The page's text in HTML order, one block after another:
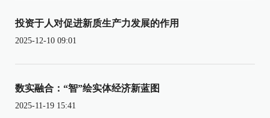
投资于人对促进新质生产力发展的作用
2025-12-10 09:01
数实融合：“智”绘实体经济新蓝图
2025-11-19 15:41